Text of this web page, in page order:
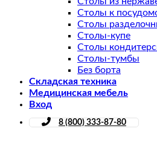
Столы к
Столы
Столы-купе
Столы
Столы-тумбы
Без борта
Складская техника
Медицинская мебель
Вход
8 (800) 333-87-80